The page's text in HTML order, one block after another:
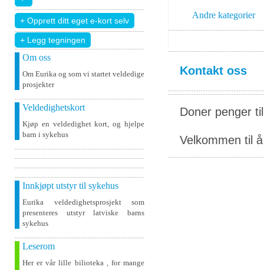
+ Legg tegningen
Om oss
Om Eurika og som vi startet veldedige
prosjekter
Veldedighetskort
Kjøp en veldedighet kort, og hjelpe
barn i sykehus
Innkjøpt utstyr til sykehus
Eurika veldedighetsprosjekt som
presenteres utstyr latviske barns
sykehus
Leserom
Her er vår lille bilioteka , for mange
Andre kategorier
Kontakt oss
Doner penger
Velkommen til